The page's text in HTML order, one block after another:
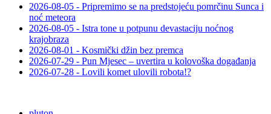
2026-08-05 - Pripremimo se na predstojeću pomrčinu Sunca i
noć meteora
2026-08-05 - Istra tone u potpunu devastaciju noćnog
krajobraza
2026-08-01 - Kosmički džin bez premca
2026-07-29 - Pun Mjesec – uvertira u kolovoška događanja
2026-07-28 - Lovili komet ulovili robota!?